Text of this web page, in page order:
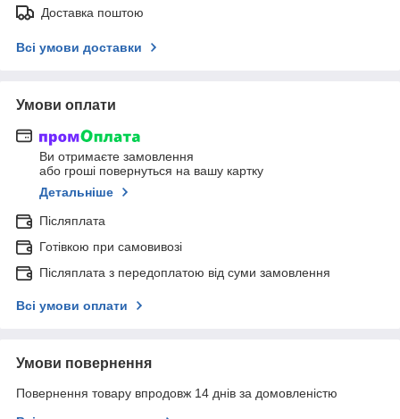
Доставка поштою
Всі умови доставки
Умови оплати
Ви отримаєте замовлення
або гроші повернуться на вашу картку
Детальніше
Післяплата
Готівкою при самовивозі
Післяплата з передоплатою від суми замовлення
Всі умови оплати
Умови повернення
Повернення товару впродовж 14 днів за домовленістю